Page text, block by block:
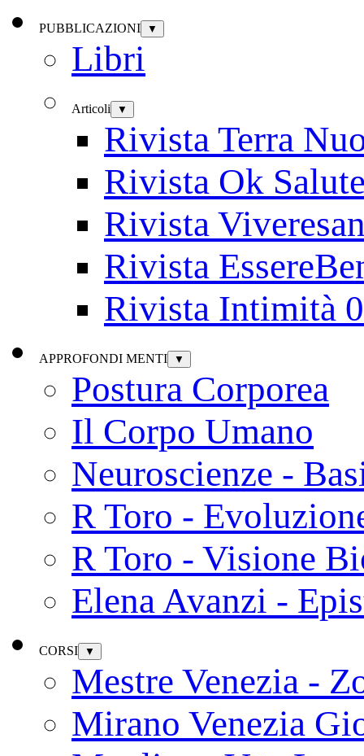
PUBBLICAZIONI ▼
Libri
Articoli ▼
Rivista Terra
Rivista Ok
Rivista
Rivista
Rivista Intimità
APPROFONDI MENTI ▼
Postura Corporea
Il Corpo Umano
Neuroscienze -
R Toro -
R Toro - Visione
Elena Avanzi -
CORSI ▼
Mestre Venezia -
Mirano Venezia